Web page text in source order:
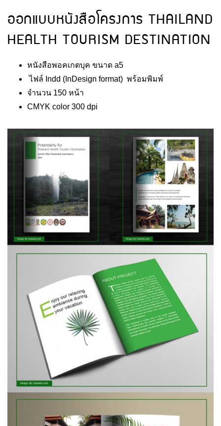
ออกแบบหนังสือโครงการ THAILAND
HEALTH TOURISM DESTINATION
หนังสือพอคเกตบุค ขนาด a5
ไฟล์ Indd (InDesign format) พร้อมพิมพ์
จำนวน 150 หน้า
CMYK color 300 dpi